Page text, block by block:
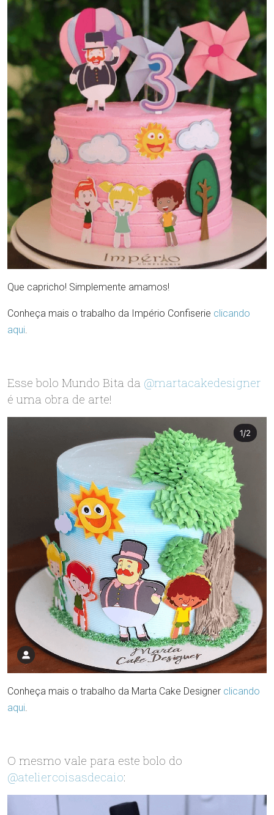
Que capricho! Simplemente amamos!
Conheça mais o trabalho da Império Confiserie clicando
aqui.
Esse bolo Mundo Bita da @martacakedesigner
é uma obra de arte!
Conheça mais o trabalho da Marta Cake Designer clicando
aqui.
O mesmo vale para este bolo do
@ateliercoisasdecaio: